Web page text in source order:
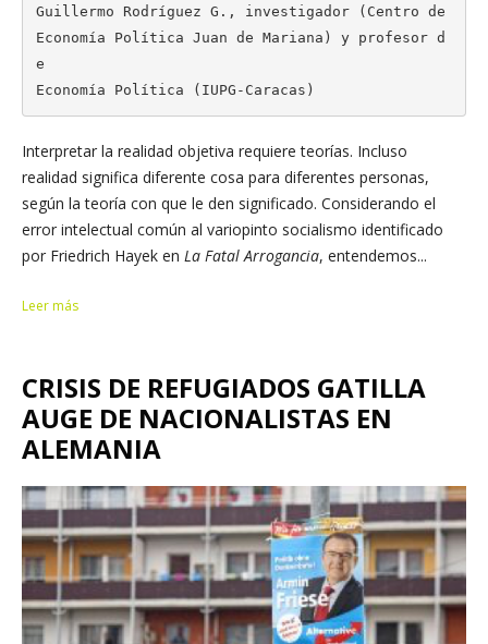
Guillermo Rodríguez G., investigador (Centro de
Economía Política Juan de Mariana) y profesor d
e
Economía Política (IUPG-Caracas)
Interpretar la realidad objetiva requiere teorías. Incluso
realidad significa diferente cosa para diferentes personas,
según la teoría con que le den significado. Considerando el
error intelectual común al variopinto socialismo identificado
por Friedrich Hayek en La Fatal Arrogancia, entendemos...
Leer más
CRISIS DE REFUGIADOS GATILLA
AUGE DE NACIONALISTAS EN
ALEMANIA